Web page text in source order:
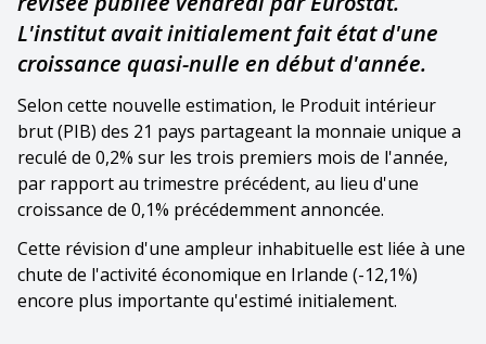
L'institut avait initialement fait état d'une
croissance quasi-nulle en début d'année.
Selon cette nouvelle estimation, le Produit intérieur
brut (PIB) des 21 pays partageant la monnaie unique a
reculé de 0,2% sur les trois premiers mois de l'année,
par rapport au trimestre précédent, au lieu d'une
croissance de 0,1% précédemment annoncée.
Cette révision d'une ampleur inhabituelle est liée à une
chute de l'activité économique en Irlande (-12,1%)
encore plus importante qu'estimé initialement.